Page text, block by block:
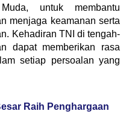
untuk membantu
menjaga keamanan serta
Kehadiran TNI di tengah-
dapat memberikan rasa
setiap persoalan yang
Raih Penghargaan